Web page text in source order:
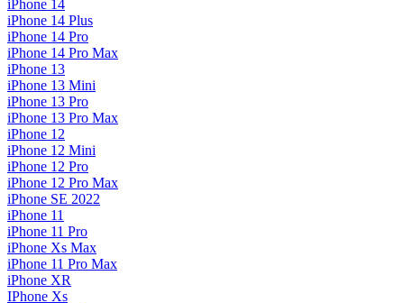
iPhone 14
iPhone 14 Plus
iPhone 14 Pro
iPhone 14 Pro Max
iPhone 13
iPhone 13 Mini
iPhone 13 Pro
iPhone 13 Pro Max
iPhone 12
iPhone 12 Mini
iPhone 12 Pro
iPhone 12 Pro Max
iPhone SE 2022
iPhone 11
iPhone 11 Pro
iPhone Xs Max
iPhone 11 Pro Max
iPhone XR
IPhone Xs